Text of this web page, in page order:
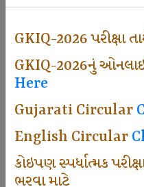
GKIQ-2026 પરીક્ષા
GKIQ-2026નું
Here
Gujarati Circular
English Circular
કોઇપણ સ્પર્ધાત્મક
ભરવા માટે